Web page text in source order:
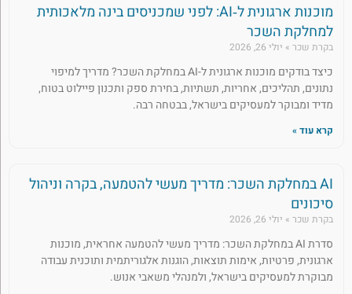
מוכנות ארגונית ל‑AI: לפני שמכניסים בינה מלאכותית
למחלקת השכר
בקרת שכר יולי 26, 2026
כיצד בודקים מוכנות ארגונית ל-AI במחלקת השכר? מדריך למיפוי
נתונים, תהליכים, אחריות, תשתיות, בחירת ספק ותכנון פיילוט בטוח,
מדיד ומבוקר למעסיקים בישראל, בבטחה רבה.
קרא עוד »
AI במחלקת השכר: מדריך מעשי להטמעה, בקרה וניהול
סיכונים
בקרת שכר יולי 26, 2026
סדרת AI במחלקת השכר: מדריך מעשי להטמעה אחראית, מוכנות
ארגונית, פרטיות, אימות תוצאות, הוגנות אלגוריתמית ותוכנית עבודה
מבוקרת למעסיקים בישראל, ולמנהלי משאבי אנוש.